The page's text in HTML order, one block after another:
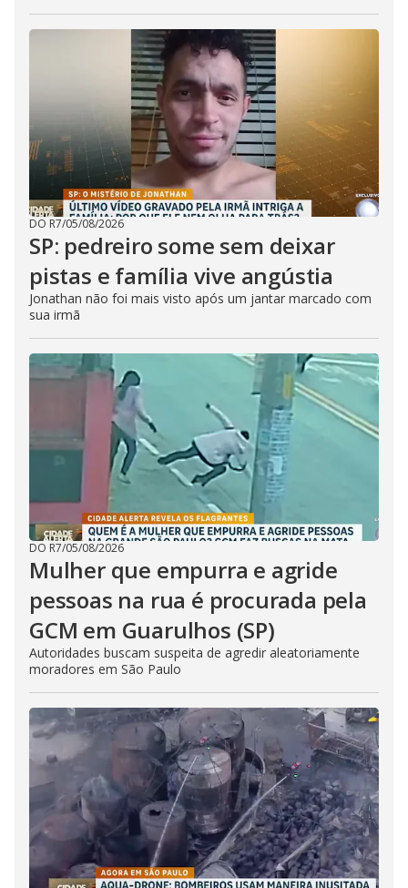
DO R7/05/08/2026
SP: pedreiro some sem deixar
pistas e família vive angústia
Jonathan não foi mais visto após um jantar marcado com
sua irmã
DO R7/05/08/2026
Mulher que empurra e agride
pessoas na rua é procurada pela
GCM em Guarulhos (SP)
Autoridades buscam suspeita de agredir aleatoriamente
moradores em São Paulo